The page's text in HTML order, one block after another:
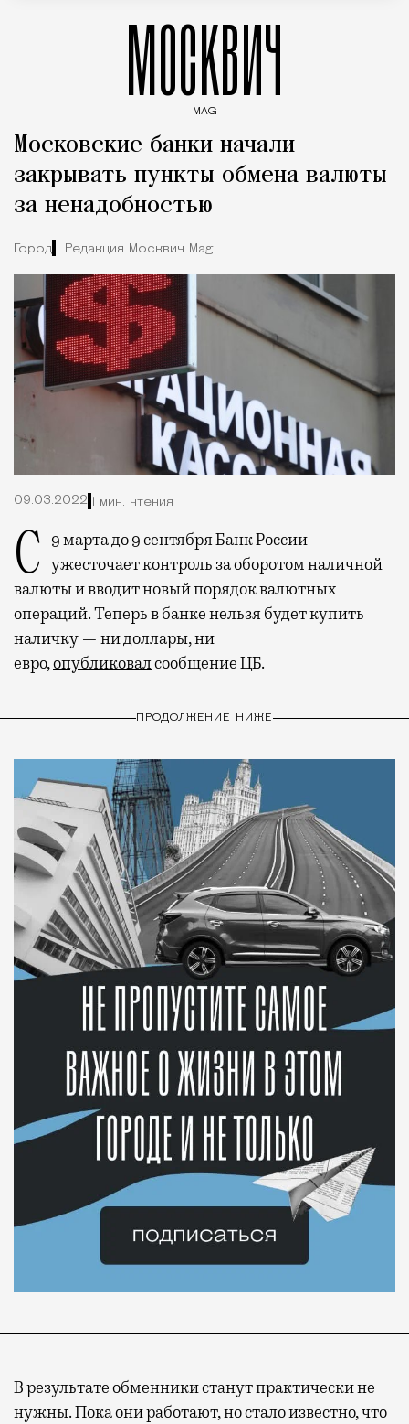
МОСКВИЧ
MAG
Московские банки начали
закрывать пункты обмена валюты
за ненадобностью
Город Редакция Москвич Mag
09.03.2022 1 мин. чтения
С 9 марта до 9 сентября Банк России ужесточает контроль за оборотом наличной
валюты и вводит новый порядок валютных
операций. Теперь в банке нельзя будет купить
наличку — ни доллары, ни
евро,опубликовалсообщение ЦБ.
ПРОДОЛЖЕНИЕ НИЖЕ
В результате обменники станут практически не
нужны. Пока они работают, но стало известно, что